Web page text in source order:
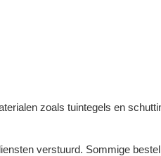
zoals tuintegels en
verstuurd. Sommige